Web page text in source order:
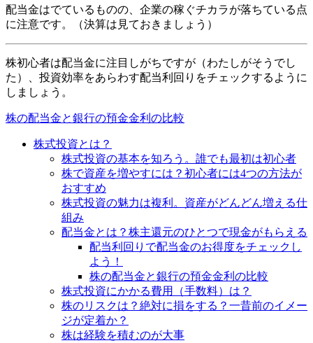
配当金はでているものの、企業の稼ぐチカラが落ちている点
に注意です。（決算は見ておきましょう）
株初心者は配当金に注目しがちですが （わたしがそうでし
た）
、投資効率をあらわす配当利回りをチェックするように
しましょう。
株の配当金と銀行の預金金利の比較
株式投資とは？
株式投資の基本を知ろう。誰でも最初は初心者
株で資産を増やすには？初心者には4つの方法が
おすすめ
株式投資の魅力は複利。資産がどんどん増える仕
組み
配当金とは？株主還元のひとつで現金がもらえる
配当利回りで配当金のお得度をチェックし
よう！
株の配当金と銀行の預金金利の比較
株式投資にかかる費用（手数料）は？
株のリスクは？絶対に損をする？一昔前のイメー
ジが定着か？
株は経験を積むのが大事